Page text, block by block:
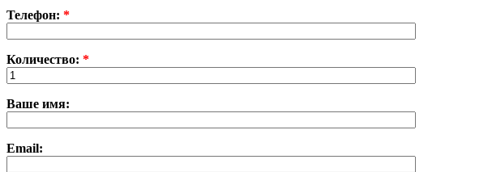
Телефон: *
Количество: *
Ваше имя:
Email: